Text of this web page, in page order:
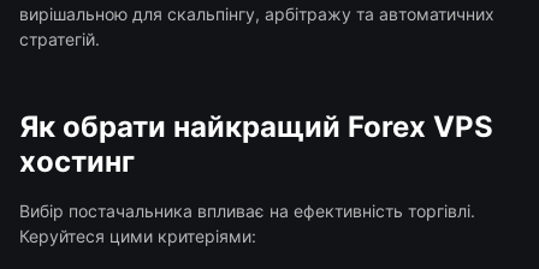
вирішальною для скальпінгу, арбітражу та автоматичних
стратегій.
Як обрати найкращий Forex VPS
хостинг
Вибір постачальника впливає на ефективність торгівлі.
Керуйтеся цими критеріями: